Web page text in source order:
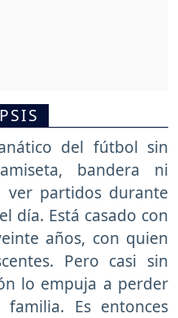
del fútbol sin
bandera ni
ver partidos durante
día. Está casado con
años, con quien
Pero casi sin
lo empuja a perder
Es entonces